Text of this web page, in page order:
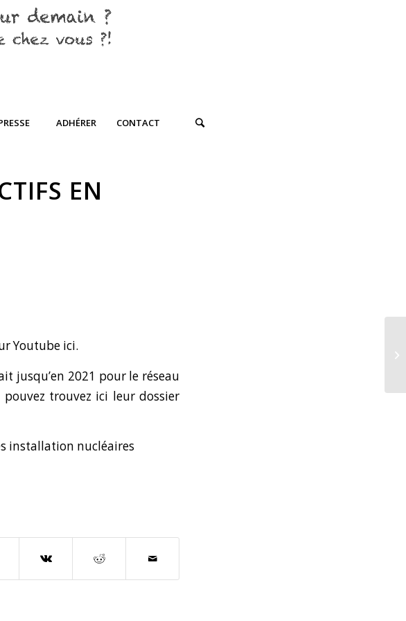
ADHÉRER CONTACT
EN
Youtube ici.
jusqu’en 2021 pour le réseau
pouvez trouvez ici leur dossier
installation nucléaires